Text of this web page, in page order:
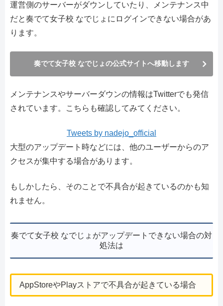
運営側のサーバーがダウンしていたり、メンテナンス中
だと奏でて女子校 なでじょにログインできない場合があ
ります。
奏でて女子校 なでじょの公式サイトへ移動します
メンテナンスやサーバーダウンの情報はTwitterでも発信
されています。こちらも確認してみてください。
Tweets by nadejo_official
大型のアップデート時などには、他のユーザーからのア
クセスが集中する場合があります。
もしかしたら、そのことで不具合が起きているのかも知
れません。
奏でて女子校 なでじょがアップデートできない場合の対
処法は
AppStoreやPlayストアで不具合が起きている場合